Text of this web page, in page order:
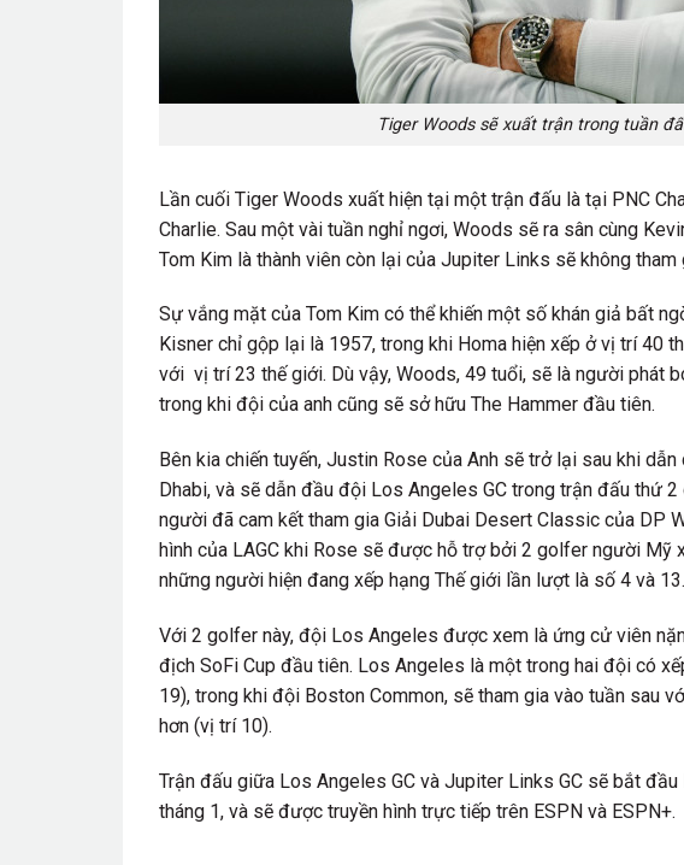
Tiger Woods sẽ xuất trận trong tuần
Lần cuối Tiger Woods xuất hiện tại một trận đấu là tại PNC
Charlie. Sau một vài tuần nghỉ ngơi, Woods sẽ ra sân cùng
Tom Kim là thành viên còn lại của Jupiter Links sẽ không
Sự vắng mặt của Tom Kim có thể khiến một số khán giả bất
Kisner chỉ gộp lại là 1957, trong khi Homa hiện xếp ở vị trí 40
với vị trí 23 thế giới. Dù vậy, Woods, 49 tuổi, sẽ là người phát
trong khi đội của anh cũng sẽ sở hữu The Hammer đầu tiên.
Bên kia chiến tuyến, Justin Rose của Anh sẽ trở lại sau khi
Dhabi, và sẽ dẫn đầu đội Los Angeles GC trong trận đấu thứ
người đã cam kết tham gia Giải Dubai Desert Classic của DP
hình của LAGC khi Rose sẽ được hỗ trợ bởi 2 golfer người Mỹ
những người hiện đang xếp hạng Thế giới lần lượt là số 4 và 13.
Với 2 golfer này, đội Los Angeles được xem là ứng cử viên
địch SoFi Cup đầu tiên. Los Angeles là một trong hai đội có
19), trong khi đội Boston Common, sẽ tham gia vào tuần sau
hơn (vị trí 10).
Trận đấu giữa Los Angeles GC và Jupiter Links GC sẽ bắt
tháng 1, và sẽ được truyền hình trực tiếp trên ESPN và ESPN+.